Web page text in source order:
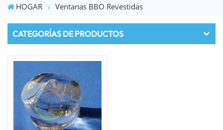
HOGAR Ventanas BBO Revestidas
CATEGORÍAS DE PRODUCTOS